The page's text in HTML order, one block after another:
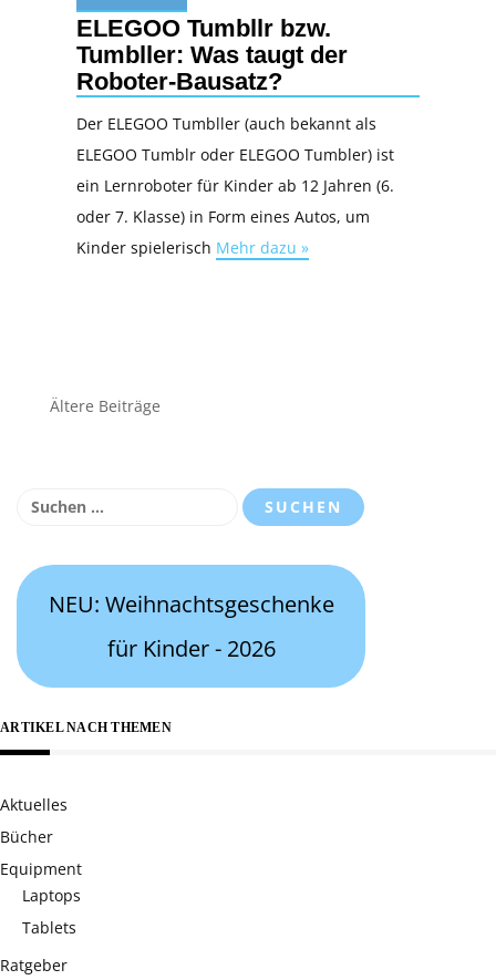
ELEGOO Tumbllr bzw.
Tumbller: Was taugt der
Roboter-Bausatz?
Der ELEGOO Tumbller (auch bekannt als
ELEGOO Tumblr oder ELEGOO Tumbler) ist
ein Lernroboter für Kinder ab 12 Jahren (6.
oder 7. Klasse) in Form eines Autos, um
Kinder spielerisch Mehr dazu »
Beitragsnavigation
Ältere Beiträge
Suchen
NEU: Weihnachtsgeschenke
für Kinder - 2026
ARTIKEL NACH THEMEN
Aktuelles
Bücher
Equipment
Laptops
Tablets
Ratgeber